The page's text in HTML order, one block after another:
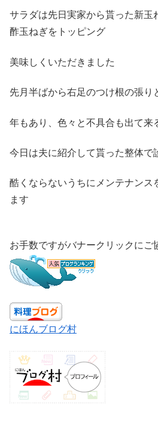
サラダは先日実家から貰った新玉
酢玉ねぎをトッピング
美味しくいただきました
先月半ばから右足のつけ根の張り
年もあり、色々と不具合も出て来
今日は夫に紹介して貰った整体で
酷くならないうちにメンテナンス
ます
お手数ですがバナークリックにご
にほんブログ村